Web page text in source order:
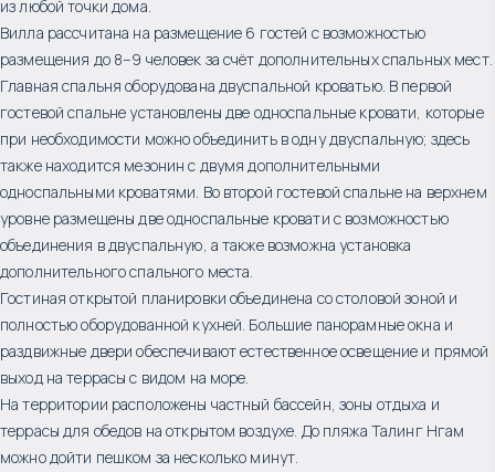
из любой точки дома.
Вилла рассчитана на размещение 6 гостей с возможностью
размещения до 8–9 человек за счёт дополнительных спальных мест.
Главная спальня оборудована двуспальной кроватью. В первой
гостевой спальне установлены две односпальные кровати, которые
при необходимости можно объединить в одну двуспальную; здесь
также находится мезонин с двумя дополнительными
односпальными кроватями. Во второй гостевой спальне на верхнем
уровне размещены две односпальные кровати с возможностью
объединения в двуспальную, а также возможна установка
дополнительного спального места.
Гостиная открытой планировки объединена со столовой зоной и
полностью оборудованной кухней. Большие панорамные окна и
раздвижные двери обеспечивают естественное освещение и прямой
выход на террасы с видом на море.
На территории расположены частный бассейн, зоны отдыха и
террасы для обедов на открытом воздухе. До пляжа Талинг Нгам
можно дойти пешком за несколько минут.